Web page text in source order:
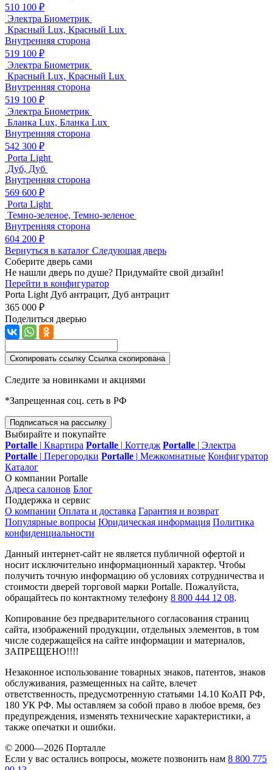
510 100 ₽
Электра Биометрик
Красный Lux, Красный Lux
Внутренняя сторона
519 100 ₽
Электра Биометрик
Красный Lux, Красный Lux
Внутренняя сторона
519 100 ₽
Электра Биометрик
Бланка Lux, Бланка Lux
Внутренняя сторона
542 300 ₽
Porta Light
Дуб, Дуб
Внутренняя сторона
569 600 ₽
Porta Light
Темно-зеленое, Темно-зеленое
Внутренняя сторона
604 200 ₽
Вернуться в каталог Следующая дверь
Соберите дверь сами
Не нашли дверь по душе? Придумайте свой дизайн!
Перейти в конфигуратор
Porta Light Дуб антрацит, Дуб антрацит
365 000 ₽
Поделиться дверью
Скопировать ссылку Ссылка скопирована
Следите за новинками и акциями
*Запрещенная соц. сеть в РФ
Подписаться на рассылку
Выбирайте и покупайте
Portalle | Квартира Portalle | Коттедж Portalle | Электра
Portalle | Перегородки Portalle | Межкомнатные Конфигуратор
Каталог
О компании Portalle
Адреса салонов Блог
Поддержка и сервис
О компании Оплата и доставка Гарантия и возврат
Популярные вопросы Юридическая информация Политика
конфиденциальности
Данный интернет-сайт не является публичной офертой и
носит исключительно информационный характер. Чтобы
получить точную информацию об условиях сотрудничества и
стоимости дверей торговой марки Portalle. Пожалуйста,
обращайтесь по контактному телефону 8 800 444 12 08.
Копирование без предварительного согласования страниц
сайта, изображений продукции, отдельных элементов, в том
числе содержащейся на сайте информации и материалов,
ЗАПРЕЩЕНО!!!!
Незаконное использование товарных знаков, патентов, знаков
обслуживания, размещенных на сайте, влечет
ответственность, предусмотренную статьями 14.10 КоАП РФ,
180 УК РФ. Мы оставляем за собой право в любое время, без
предупреждения, изменять технические характеристики, а
также опечатки и ошибки.
© 2000—2026 Порталле
Если у вас остались вопросы, можете позвонить нам 8 800 775